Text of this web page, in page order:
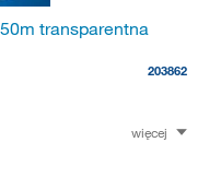
transparentna
203862
więcej